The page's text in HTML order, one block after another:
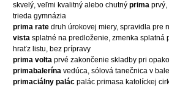
skvelý, veľmi kvalitný alebo chutný prima prvý,
trieda gymnázia
prima rate druh úrokovej miery, spravidla pre
vista splatné na predloženie, zmenka splatná
hraťz listu, bez prípravy
prima volta prvé zakončenie skladby pri
primabalerína vedúca, sólová tanečnica v
primaciálny palác palác primasa katolíckej